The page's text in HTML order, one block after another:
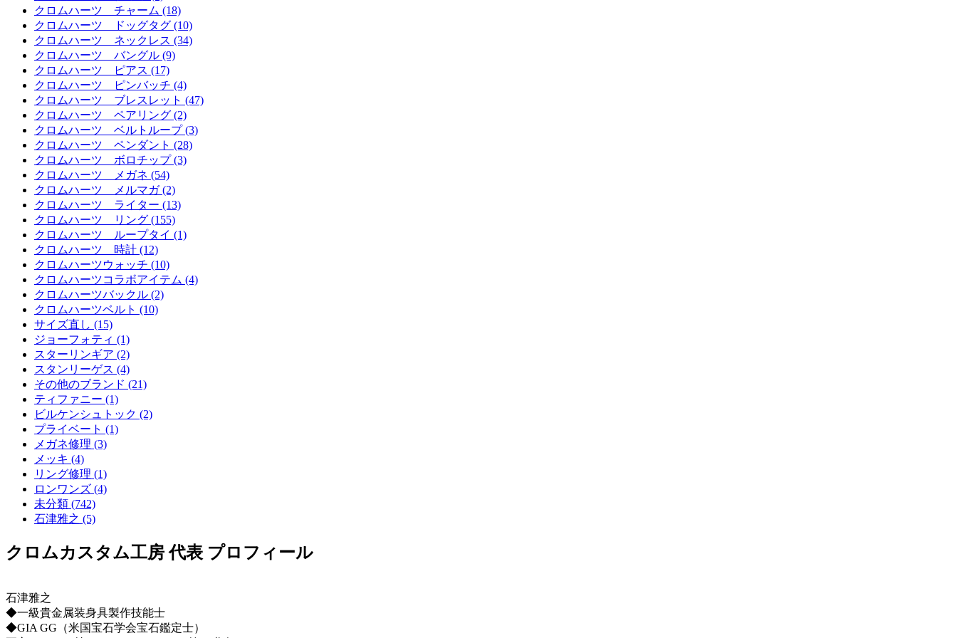
クロムハーツ チャーム (18)
クロムハーツ ドッグタグ (10)
クロムハーツ ネックレス (34)
クロムハーツ バングル (9)
クロムハーツ ピアス (17)
クロムハーツ ピンバッチ (4)
クロムハーツ ブレスレット (47)
クロムハーツ ペアリング (2)
クロムハーツ ベルトループ (3)
クロムハーツ ペンダント (28)
クロムハーツ ボロチップ (3)
クロムハーツ メガネ (54)
クロムハーツ メルマガ (2)
クロムハーツ ライター (13)
クロムハーツ リング (155)
クロムハーツ ループタイ (1)
クロムハーツ 時計 (12)
クロムハーツウォッチ (10)
クロムハーツコラボアイテム (4)
クロムハーツバックル (2)
クロムハーツベルト (10)
サイズ直し (15)
ジョーフォティ (1)
スターリンギア (2)
スタンリーゲス (4)
その他のブランド (21)
ティファニー (1)
ビルケンシュトック (2)
プライベート (1)
メガネ修理 (3)
メッキ (4)
リング修理 (1)
ロンワンズ (4)
未分類 (742)
石津雅之 (5)
クロムカスタム工房 代表 プロフィール
石津雅之
◆一級貴金属装身具製作技能士
◆GIA GG（米国宝石学会宝石鑑定士）